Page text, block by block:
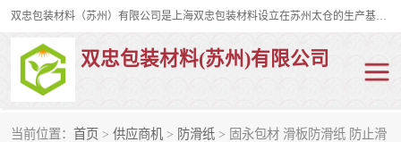
双忠包装材料（苏州）有限公司是上海双忠包装材料设立在苏州太仓的生产基地，占地约2万平米，产品主要有打孔缠绕膜，拉伸蜂窝纸，集装箱充气袋，滑托板，打包带，裹包网兜，防滑纸等箱体和托盘的运输和保护性包材。固永包材®，GooYon Pack®，是我们保护性包装材料的专属品牌。
双忠包装材料(苏州)有限公司
当前位置： 首页 > 供应商机 > 防滑纸 > 固永包材 滑板防滑纸 防止滑